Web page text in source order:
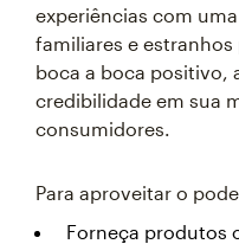
experiências com
familiares e
boca a boca positivo,
credibilidade em sua
consumidores.
Para aproveitar o
Forneça produtos